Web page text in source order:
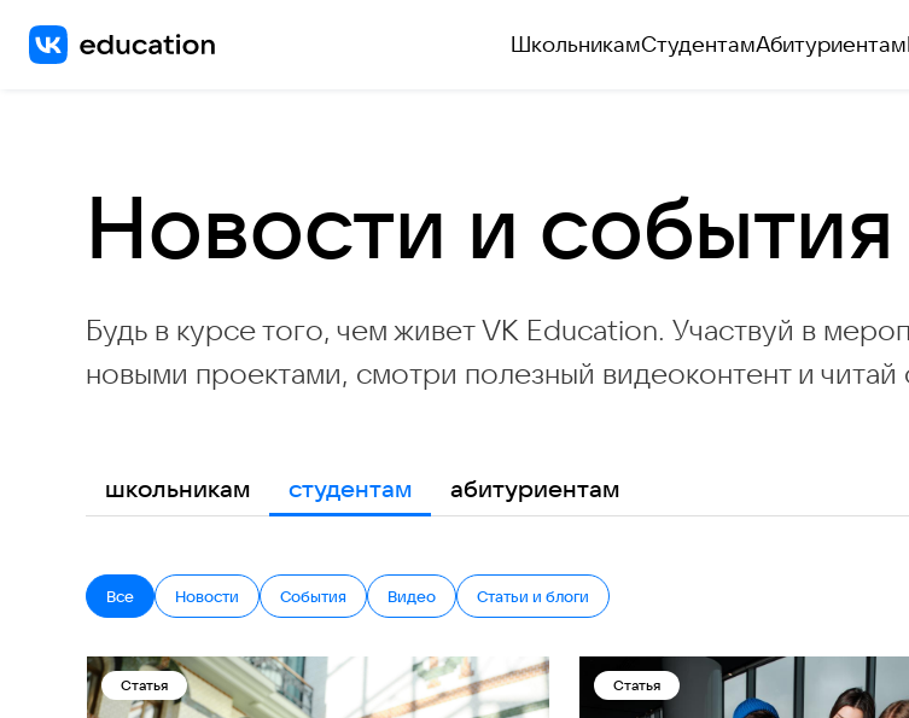
ШкольникамСтудентамАбитуриентам
Новости и события
Будь в курсе того, чем живет VK Education. Участвуй в
новыми проектами, смотри полезный видеоконтент и читай
школьникам студентам абитуриентам
Все Новости События Видео Статьи и блоги
Статья Статья